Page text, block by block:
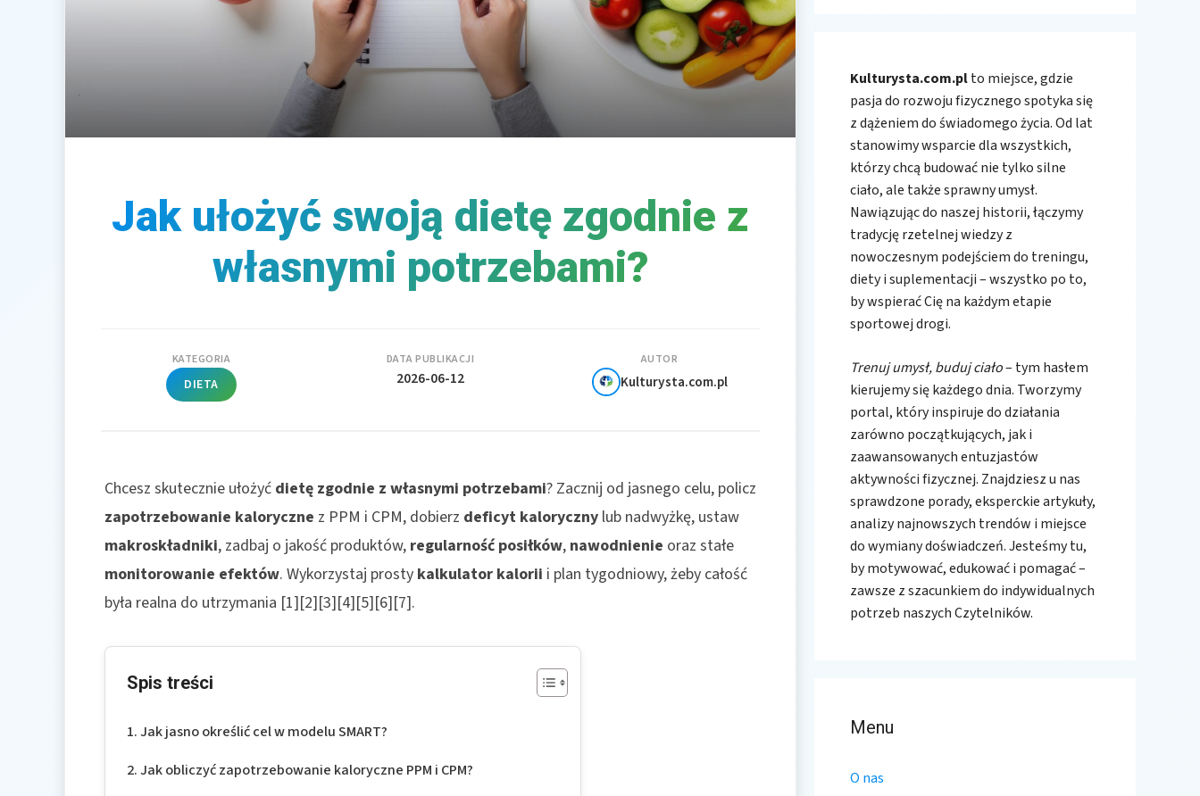
Jak ułożyć swoją dietę zgodnie z
własnymi potrzebami?
KATEGORIA
DIETA
DATA PUBLIKACJI
2026-06-12
AUTOR
Kulturysta.com.pl
Chcesz skutecznie ułożyć dietę zgodnie z własnymi potrzebami? Zacznij od jasnego celu, policz
zapotrzebowanie kaloryczne z PPM i CPM, dobierz deficyt kaloryczny lub nadwyżkę, ustaw
makroskładniki, zadbaj o jakość produktów, regularność posiłków, nawodnienie oraz stałe
monitorowanie efektów. Wykorzystaj prosty kalkulator kalorii i plan tygodniowy, żeby całość
była realna do utrzymania [1][2][3][4][5][6][7].
Spis treści
Jak jasno określić cel w modelu SMART?
Jak obliczyć zapotrzebowanie kaloryczne PPM i CPM?
Kulturysta.com.plto miejsce, gdzie
pasja do rozwoju fizycznego spotyka się
z dążeniem do świadomego życia. Od lat
stanowimy wsparcie dla wszystkich,
którzy chcą budować nie tylko silne
ciało, ale także sprawny umysł.
Nawiązując do naszej historii, łączymy
tradycję rzetelnej wiedzy z
nowoczesnym podejściem do treningu,
diety i suplementacji – wszystko po to,
by wspierać Cię na każdym etapie
sportowej drogi.
Trenuj umysł, buduj ciało– tym hasłem
kierujemy się każdego dnia. Tworzymy
portal, który inspiruje do działania
zarówno początkujących, jak i
zaawansowanych entuzjastów
aktywności fizycznej. Znajdziesz u nas
sprawdzone porady, eksperckie artykuły,
analizy najnowszych trendów i miejsce
do wymiany doświadczeń. Jesteśmy tu,
by motywować, edukować i pomagać –
zawsze z szacunkiem do indywidualnych
potrzeb naszych Czytelników.
Menu
O nas